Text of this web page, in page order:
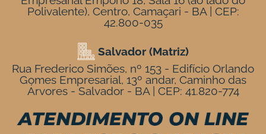
Polivalente), Centro, Camaçari - BA | CEP:
42.800-035
Salvador (Matriz)
Rua Frederico Simões, nº 153 - Edifício Orlando
Gomes Empresarial, 13º andar, Caminho das
Árvores - Salvador - BA | CEP: 41.820-774